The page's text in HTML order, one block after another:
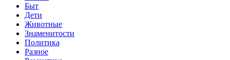
Быт
Дети
Животные
Знаменитости
Политика
Разное